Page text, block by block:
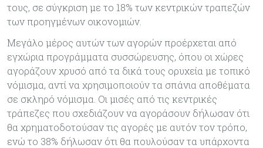
τους, σε σύγκριση με το 18% των κεντρικών τραπεζών
των προηγμένων οικονομιών.
Μεγάλο μέρος αυτών των αγορών προέρχεται από
εγχώρια προγράμματα συσσώρευσης, όπου οι χώρες
αγοράζουν χρυσό από τα δικά τους ορυχεία με τοπικό
νόμισμα, αντί να χρησιμοποιούν τα σπάνια αποθέματα
σε σκληρό νόμισμα. Οι μισές από τις κεντρικές
τράπεζες που σχεδιάζουν να αγοράσουν δήλωσαν ότι
θα χρηματοδοτούσαν τις αγορές με αυτόν τον τρόπο,
ενώ το 38% δήλωσαν ότι θα πουλούσαν τα υπάρχοντα